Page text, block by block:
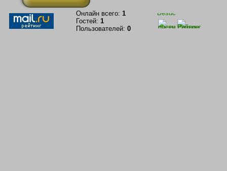
Онлайн всего: 1
Гостей: 1
Пользователей: 0